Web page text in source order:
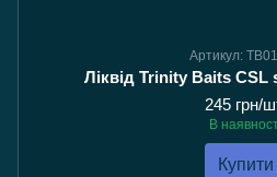
Артикул:
Ліквід Trinity Baits
245 грн/
В
Купити